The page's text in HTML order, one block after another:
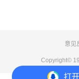
打开
意见
Copyright©